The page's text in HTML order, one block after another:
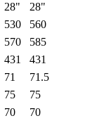
28"
28"
530
560
570
585
431
431
71
71.5
75
75
70
70